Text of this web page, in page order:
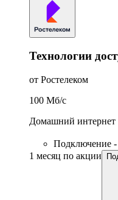
Технологии
от Ростелеком
100 Мб/c
Домашний интернет
Подключение
1 месяц по акции